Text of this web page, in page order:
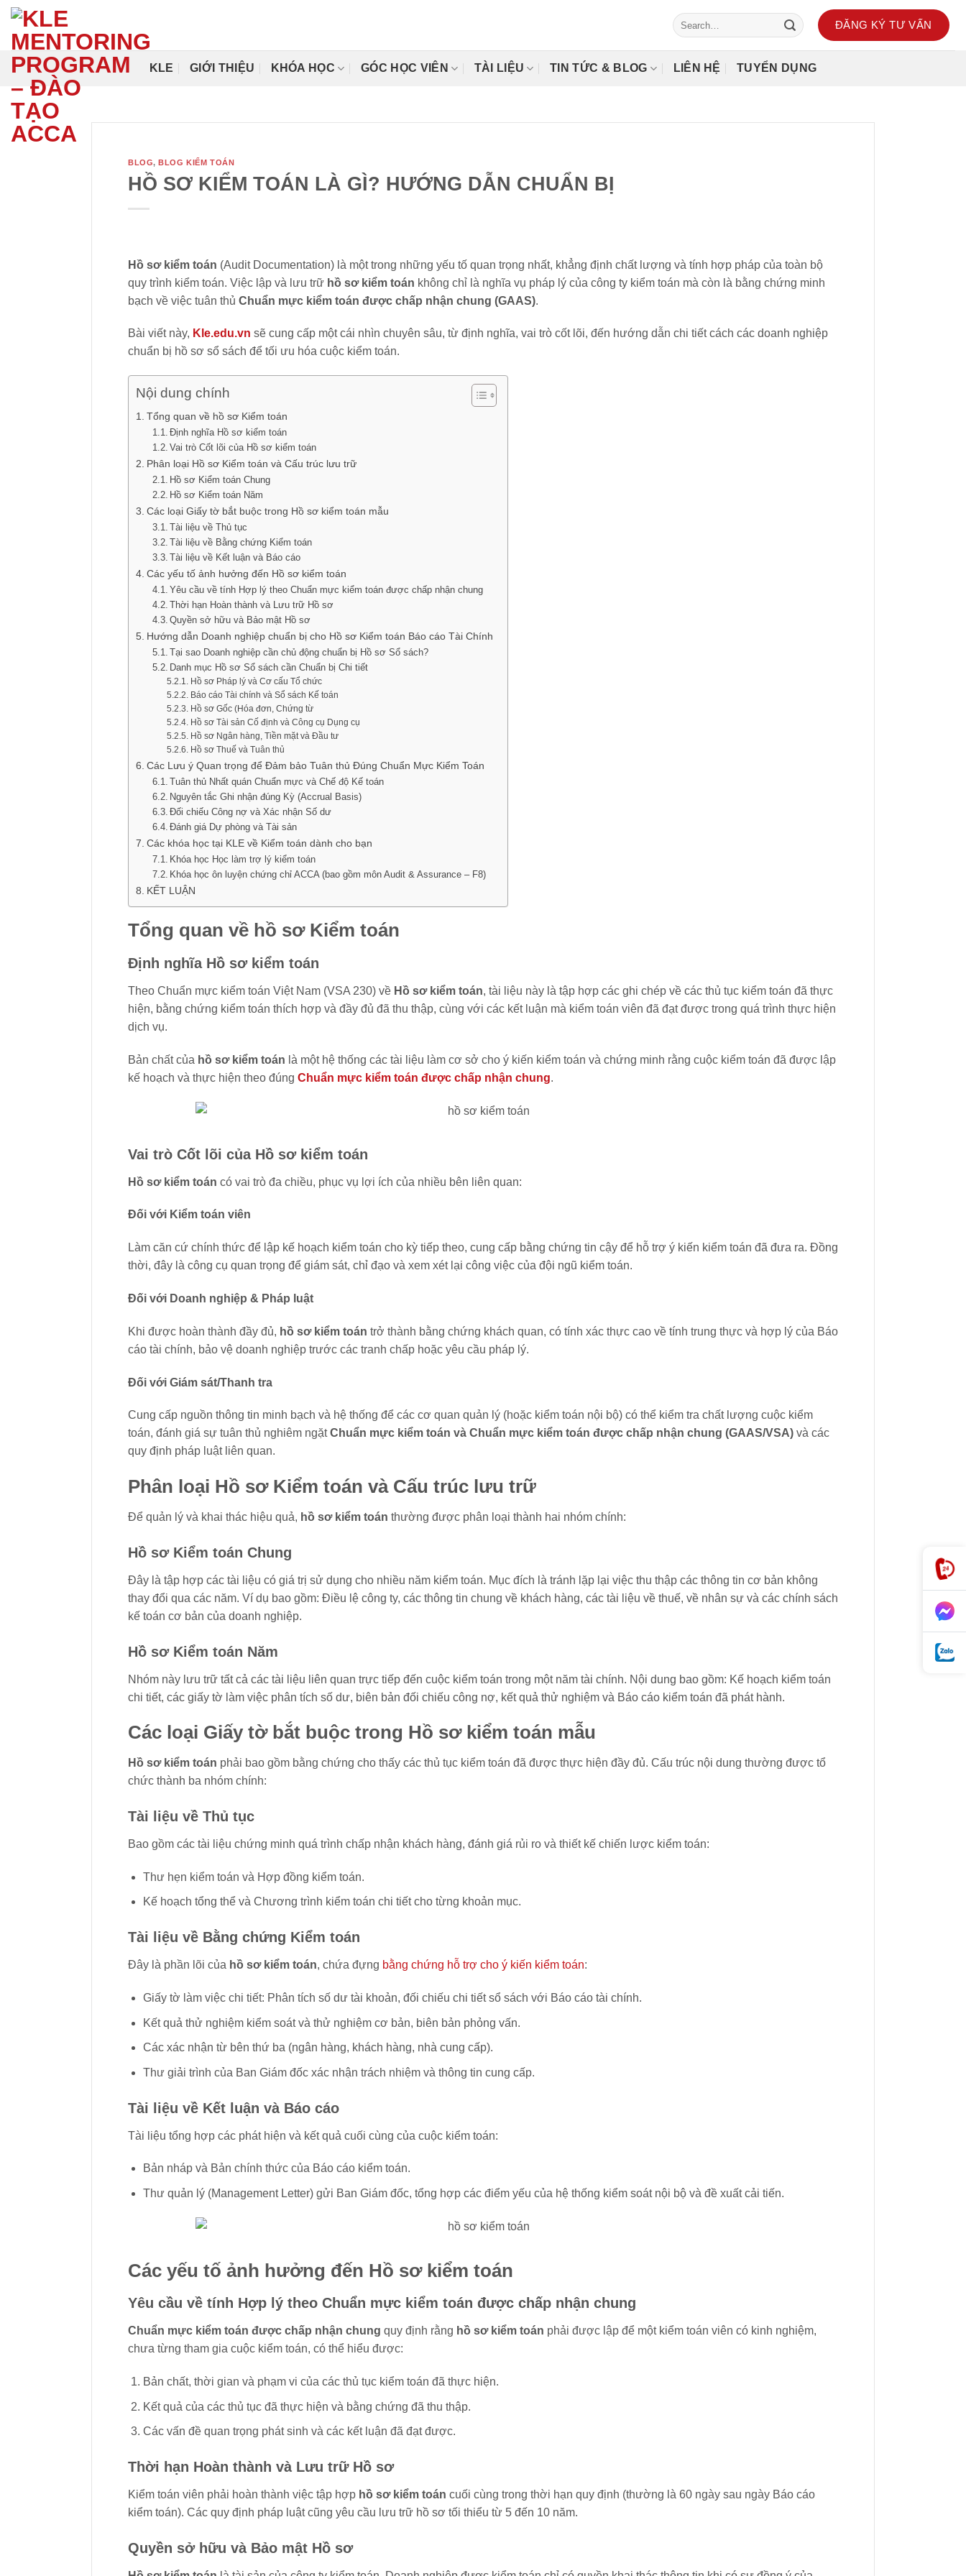
Bỏ
dung
ĐĂNG KÝ TƯ VẤN
KLE GIỚI THIỆU KHÓA HỌC GÓC HỌC VIÊN TÀI LIỆU TIN TỨC & BLOG LIÊN HỆ TUYỂN DỤNG
BLOG,BLOG KIỂM TOÁN
HỒ SƠ KIỂM TOÁN LÀ GÌ? HƯỚNG DẪN CHUẨN BỊ
Hồ sơ kiểm toán (Audit Documentation) là một trong những yếu tố quan trọng nhất, khẳng định chất lượng và tính hợp pháp của toàn bộ
quy trình kiểm toán. Việc lập và lưu trữ hồ sơ kiểm toán không chỉ là nghĩa vụ pháp lý của công ty kiểm toán mà còn là bằng chứng minh
bạch về việc tuân thủ Chuẩn mực kiểm toán được chấp nhận chung (GAAS).
Bài viết này, Kle.edu.vn sẽ cung cấp một cái nhìn chuyên sâu, từ định nghĩa, vai trò cốt lõi, đến hướng dẫn chi tiết cách các doanh nghiệp
chuẩn bị hồ sơ sổ sách để tối ưu hóa cuộc kiểm toán.
Nội dung chính
Tổng quan về hồ sơ Kiểm toán
Định nghĩa Hồ sơ kiểm toán
Vai trò Cốt lõi của Hồ sơ kiểm toán
Phân loại Hồ sơ Kiểm toán và Cấu trúc lưu trữ
Hồ sơ Kiểm toán Chung
Hồ sơ Kiểm toán Năm
Các loại Giấy tờ bắt buộc trong Hồ sơ kiểm toán mẫu
Tài liệu về Thủ tục
Tài liệu về Bằng chứng Kiểm toán
Tài liệu về Kết luận và Báo cáo
Các yếu tố ảnh hưởng đến Hồ sơ kiểm toán
Yêu cầu về tính Hợp lý theo Chuẩn mực kiểm toán được chấp nhận chung
Thời hạn Hoàn thành và Lưu trữ Hồ sơ
Quyền sở hữu và Bảo mật Hồ sơ
Hướng dẫn Doanh nghiệp chuẩn bị cho Hồ sơ Kiểm toán Báo cáo Tài Chính
Tại sao Doanh nghiệp cần chủ động chuẩn bị Hồ sơ Sổ sách?
Danh mục Hồ sơ Sổ sách cần Chuẩn bị Chi tiết
Hồ sơ Pháp lý và Cơ cấu Tổ chức
Báo cáo Tài chính và Sổ sách Kế toán
Hồ sơ Gốc (Hóa đơn, Chứng từ
Hồ sơ Tài sản Cố định và Công cụ Dụng cụ
Hồ sơ Ngân hàng, Tiền mặt và Đầu tư
Hồ sơ Thuế và Tuân thủ
Các Lưu ý Quan trọng để Đảm bảo Tuân thủ Đúng Chuẩn Mực Kiểm Toán
Tuân thủ Nhất quán Chuẩn mực và Chế độ Kế toán
Nguyên tắc Ghi nhận đúng Kỳ (Accrual Basis)
Đối chiếu Công nợ và Xác nhận Số dư
Đánh giá Dự phòng và Tài sản
Các khóa học tại KLE về Kiểm toán dành cho bạn
Khóa học Học làm trợ lý kiểm toán
Khóa học ôn luyện chứng chỉ ACCA (bao gồm môn Audit & Assurance – F8)
KẾT LUẬN
Tổng quan về hồ sơ Kiểm toán
Định nghĩa Hồ sơ kiểm toán
Theo Chuẩn mực kiểm toán Việt Nam (VSA 230) về Hồ sơ kiểm toán, tài liệu này là tập hợp các ghi chép về các thủ tục kiểm toán đã thực
hiện, bằng chứng kiểm toán thích hợp và đầy đủ đã thu thập, cùng với các kết luận mà kiểm toán viên đã đạt được trong quá trình thực hiện
dịch vụ.
Bản chất của hồ sơ kiểm toán là một hệ thống các tài liệu làm cơ sở cho ý kiến kiểm toán và chứng minh rằng cuộc kiểm toán đã được lập
kế hoạch và thực hiện theo đúng Chuẩn mực kiểm toán được chấp nhận chung.
Vai trò Cốt lõi của Hồ sơ kiểm toán
Hồ sơ kiểm toán có vai trò đa chiều, phục vụ lợi ích của nhiều bên liên quan:
Đối với Kiểm toán viên
Làm căn cứ chính thức để lập kế hoạch kiểm toán cho kỳ tiếp theo, cung cấp bằng chứng tin cậy để hỗ trợ ý kiến kiểm toán đã đưa ra. Đồng
thời, đây là công cụ quan trọng để giám sát, chỉ đạo và xem xét lại công việc của đội ngũ kiểm toán.
Đối với Doanh nghiệp & Pháp luật
Khi được hoàn thành đầy đủ, hồ sơ kiểm toán trở thành bằng chứng khách quan, có tính xác thực cao về tính trung thực và hợp lý của Báo
cáo tài chính, bảo vệ doanh nghiệp trước các tranh chấp hoặc yêu cầu pháp lý.
Đối với Giám sát/Thanh tra
Cung cấp nguồn thông tin minh bạch và hệ thống để các cơ quan quản lý (hoặc kiểm toán nội bộ) có thể kiểm tra chất lượng cuộc kiểm
toán, đánh giá sự tuân thủ nghiêm ngặtChuẩn mực kiểm toán và Chuẩn mực kiểm toán được chấp nhận chung (GAAS/VSA) và các
quy định pháp luật liên quan.
Phân loại Hồ sơ Kiểm toán và Cấu trúc lưu trữ
Để quản lý và khai thác hiệu quả, hồ sơ kiểm toán thường được phân loại thành hai nhóm chính:
Hồ sơ Kiểm toán Chung
Đây là tập hợp các tài liệu có giá trị sử dụng cho nhiều năm kiểm toán. Mục đích là tránh lặp lại việc thu thập các thông tin cơ bản không
thay đổi qua các năm. Ví dụ bao gồm: Điều lệ công ty, các thông tin chung về khách hàng, các tài liệu về thuế, về nhân sự và các chính sách
kế toán cơ bản của doanh nghiệp.
Hồ sơ Kiểm toán Năm
Nhóm này lưu trữ tất cả các tài liệu liên quan trực tiếp đến cuộc kiểm toán trong một năm tài chính. Nội dung bao gồm: Kế hoạch kiểm toán
chi tiết, các giấy tờ làm việc phân tích số dư, biên bản đối chiếu công nợ, kết quả thử nghiệm và Báo cáo kiểm toán đã phát hành.
Các loại Giấy tờ bắt buộc trong Hồ sơ kiểm toán mẫu
Hồ sơ kiểm toán phải bao gồm bằng chứng cho thấy các thủ tục kiểm toán đã được thực hiện đầy đủ. Cấu trúc nội dung thường được tổ
chức thành ba nhóm chính:
Tài liệu về Thủ tục
Bao gồm các tài liệu chứng minh quá trình chấp nhận khách hàng, đánh giá rủi ro và thiết kế chiến lược kiểm toán:
Thư hẹn kiểm toán và Hợp đồng kiểm toán.
Kế hoạch tổng thể và Chương trình kiểm toán chi tiết cho từng khoản mục.
Tài liệu về Bằng chứng Kiểm toán
Đây là phần lõi của hồ sơ kiểm toán, chứa đựng bằng chứng hỗ trợ cho ý kiến kiểm toán:
Giấy tờ làm việc chi tiết: Phân tích số dư tài khoản, đối chiếu chi tiết sổ sách với Báo cáo tài chính.
Kết quả thử nghiệm kiểm soát và thử nghiệm cơ bản, biên bản phỏng vấn.
Các xác nhận từ bên thứ ba (ngân hàng, khách hàng, nhà cung cấp).
Thư giải trình của Ban Giám đốc xác nhận trách nhiệm và thông tin cung cấp.
Tài liệu về Kết luận và Báo cáo
Tài liệu tổng hợp các phát hiện và kết quả cuối cùng của cuộc kiểm toán:
Bản nháp và Bản chính thức của Báo cáo kiểm toán.
Thư quản lý (Management Letter) gửi Ban Giám đốc, tổng hợp các điểm yếu của hệ thống kiểm soát nội bộ và đề xuất cải tiến.
Các yếu tố ảnh hưởng đến Hồ sơ kiểm toán
Yêu cầu về tính Hợp lý theo Chuẩn mực kiểm toán được chấp nhận chung
Chuẩn mực kiểm toán được chấp nhận chung quy định rằng hồ sơ kiểm toán phải được lập để một kiểm toán viên có kinh nghiệm,
chưa từng tham gia cuộc kiểm toán, có thể hiểu được:
Bản chất, thời gian và phạm vi của các thủ tục kiểm toán đã thực hiện.
Kết quả của các thủ tục đã thực hiện và bằng chứng đã thu thập.
Các vấn đề quan trọng phát sinh và các kết luận đã đạt được.
Thời hạn Hoàn thành và Lưu trữ Hồ sơ
Kiểm toán viên phải hoàn thành việc tập hợp hồ sơ kiểm toán cuối cùng trong thời hạn quy định (thường là 60 ngày sau ngày Báo cáo
kiểm toán). Các quy định pháp luật cũng yêu cầu lưu trữ hồ sơ tối thiểu từ 5 đến 10 năm.
Quyền sở hữu và Bảo mật Hồ sơ